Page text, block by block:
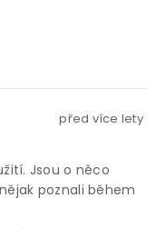
před více lety
Jsou o něco
poznali během